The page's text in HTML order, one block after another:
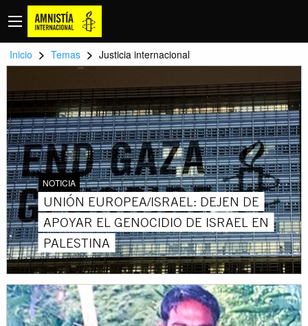
Inicio > Temas > Justicia internacional
NOTICIA
UNIÓN EUROPEA/ISRAEL: DEJEN DE
APOYAR EL GENOCIDIO DE ISRAEL EN
PALESTINA